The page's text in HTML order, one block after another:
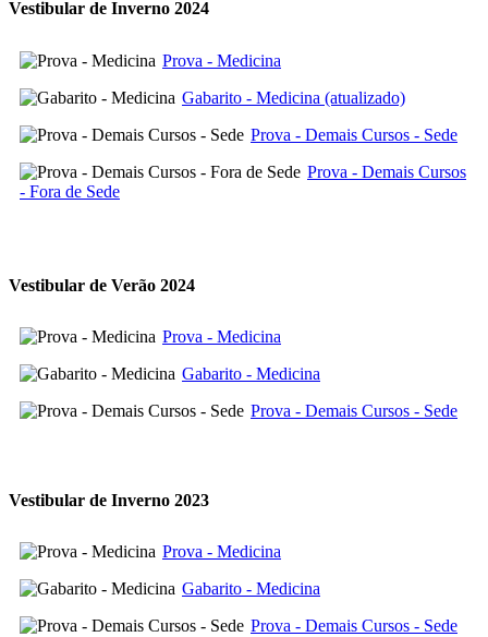
Vestibular de Inverno 2024
Prova - Medicina
Gabarito - Medicina (atualizado)
Prova - Demais Cursos - Sede
Prova - Demais Cursos
- Fora de Sede
Vestibular de Verão 2024
Prova - Medicina
Gabarito - Medicina
Prova - Demais Cursos - Sede
Vestibular de Inverno 2023
Prova - Medicina
Gabarito - Medicina
Prova - Demais Cursos - Sede